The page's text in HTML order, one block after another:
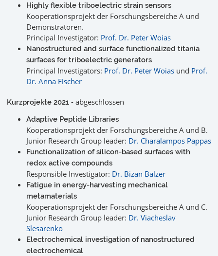
Highly flexible triboelectric strain sensors
Kooperationsprojekt der Forschungsbereiche A und
Demonstratoren.
Principal Investigator: Prof. Dr. Peter Woias
Nanostructured and surface functionalized titania
surfaces for triboelectric generators
Principal Investigators: Prof. Dr. Peter Woias und Prof.
Dr. Anna Fischer
Kurzprojekte 2021 - abgeschlossen
Adaptive Peptide Libraries
Kooperationsprojekt der Forschungsbereiche A und B.
Junior Research Group leader: Dr. Charalampos Pappas
Functionalization of silicon-based surfaces with
redox active compounds
Responsible Investigator: Dr. Bizan Balzer
Fatigue in energy-harvesting mechanical
metamaterials
Kooperationsprojekt der Forschungsbereiche A und C.
Junior Research Group leader: Dr. Viacheslav
Slesarenko
Electrochemical investigation of nanostructured
electrochemical